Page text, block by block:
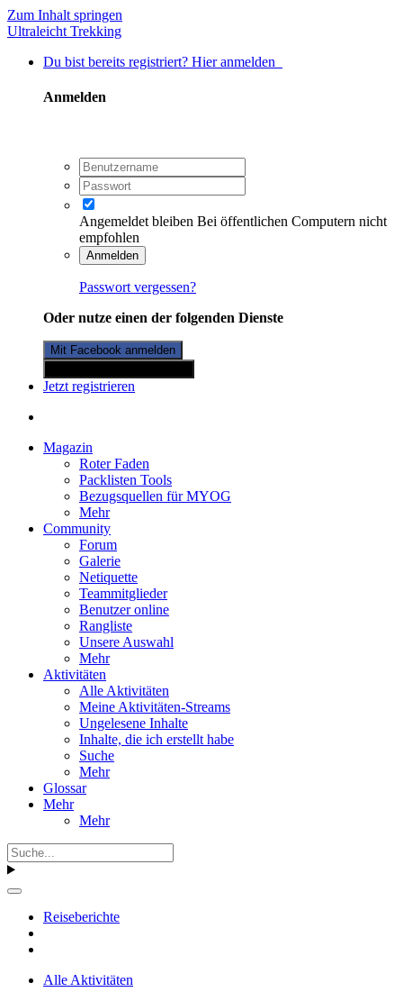
Zum Inhalt springen
Ultraleicht Trekking
Du bist bereits registriert? Hier anmelden
Anmelden
Angemeldet bleiben Bei öffentlichen Computern nicht
empfohlen
Anmelden
Passwort vergessen?
Oder nutze einen der folgenden Dienste
Mit Facebook anmelden
Jetzt registrieren
Magazin
Roter Faden
Packlisten Tools
Bezugsquellen für MYOG
Mehr
Community
Forum
Galerie
Netiquette
Teammitglieder
Benutzer online
Rangliste
Unsere Auswahl
Mehr
Aktivitäten
Alle Aktivitäten
Meine Aktivitäten-Streams
Ungelesene Inhalte
Inhalte, die ich erstellt habe
Suche
Mehr
Glossar
Mehr
Mehr
Reiseberichte
Alle Aktivitäten